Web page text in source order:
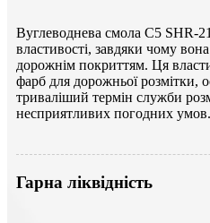
Вуглеводнева смола C5 SHR-
властивості, завдяки чому
дорожнім покриттям. Ця
фарб для дорожньої розмітки,
триваліший термін служби
несприятливих погодних умов.
Гарна ліквідність